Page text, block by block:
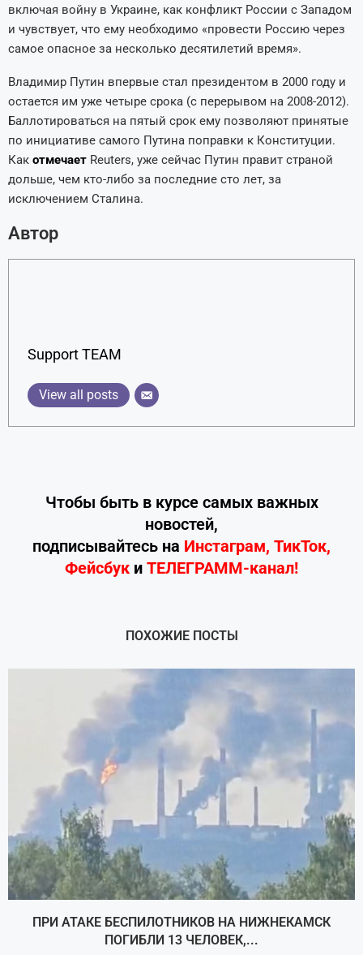
включая войну в Украине, как конфликт России с Западом
и чувствует, что ему необходимо «провести Россию через
самое опасное за несколько десятилетий время».
Владимир Путин впервые стал президентом в 2000 году и
остается им уже четыре срока (с перерывом на 2008-2012).
Баллотироваться на пятый срок ему позволяют принятые
по инициативе самого Путина поправки к Конституции.
Как отмечает Reuters, уже сейчас Путин правит страной
дольше, чем кто-либо за последние сто лет, за
исключением Сталина.
Автор
Support TEAM
View all posts
Чтобы быть в курсе самых важных
новостей,
подписывайтесь на Инстаграм, ТикТок,
Фейсбук и ТЕЛЕГРАММ-канал!
ПОХОЖИЕ ПОСТЫ
ПРИ АТАКЕ БЕСПИЛОТНИКОВ НА НИЖНЕКАМСК
ПОГИБЛИ 13 ЧЕЛОВЕК,...